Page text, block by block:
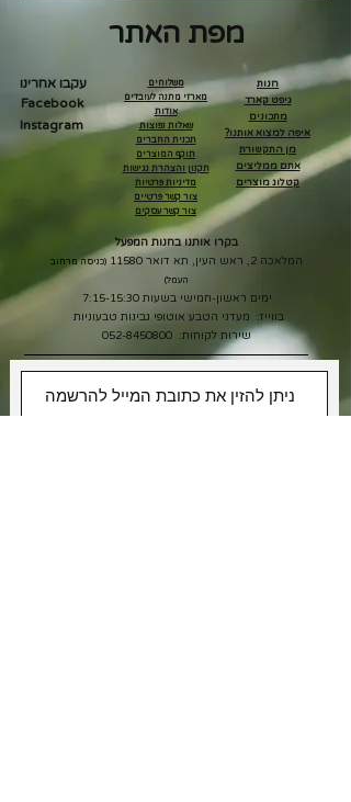
מפת האתר
משלוחים
מארזי מתנה לעובדים
אודות
שאלות נפוצות
תכנית החברים
תוקף המוצרים
תקנון והצהרת נגישות
מדיניות פרטיות
צור קשר פרטיים
צור קשר עסקים
חנות
גיפט קארד
מתכונים
איפה למצוא אותנו?
מן התקשורת
אתם ממליצים
קטלוג מוצרים
עקבו אחרינו
Facebook
Instagram
בקרו אותנו בחנות המפעל
המלאכה 2, ראש העין, תא דואר 11580
(כניסה מרחוב
העמל)
ימים ראשון-חמישי בשעות 7:15-15:30
בווייז: מעדני הטבע אוטופי גבינות טבעוניות
שירות לקוחות: 052-8450800